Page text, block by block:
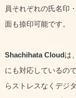
員それぞれの氏名印
面も捺印可能です。
Shachihata Cloudは
にも対応しているの
らストレスなくデジ